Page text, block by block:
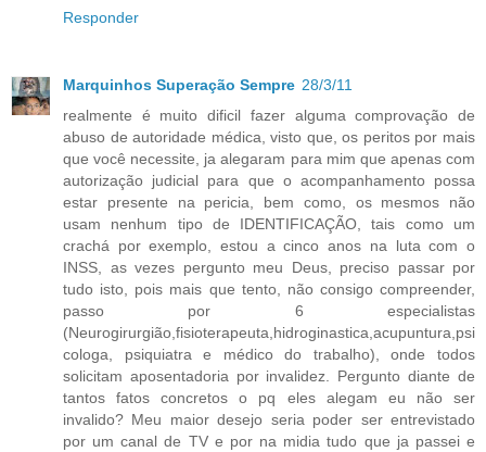
Responder
Marquinhos Superação Sempre 28/3/11
realmente é muito dificil fazer alguma comprovação de
abuso de autoridade médica, visto que, os peritos por mais
que você necessite, ja alegaram para mim que apenas com
autorização judicial para que o acompanhamento possa
estar presente na pericia, bem como, os mesmos não
usam nenhum tipo de IDENTIFICAÇÃO, tais como um
crachá por exemplo, estou a cinco anos na luta com o
INSS, as vezes pergunto meu Deus, preciso passar por
tudo isto, pois mais que tento, não consigo compreender,
passo por 6 especialistas
(Neurogirurgião,fisioterapeuta,hidroginastica,acupuntura,psi
cologa, psiquiatra e médico do trabalho), onde todos
solicitam aposentadoria por invalidez. Pergunto diante de
tantos fatos concretos o pq eles alegam eu não ser
invalido? Meu maior desejo seria poder ser entrevistado
por um canal de TV e por na midia tudo que ja passei e